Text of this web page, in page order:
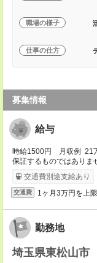
職場の様子
仕事の仕方
募集情報
給与
時給1500円 月収例 21
保証するものではありま
交通費別途支給あり
交通費 1ヶ月3万円を上
勤務地
埼玉県東松山市